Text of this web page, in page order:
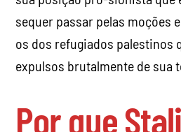
sequer passar pelas moções
os dos refugiados palestinos
expulsos brutalmente de sua
Por que